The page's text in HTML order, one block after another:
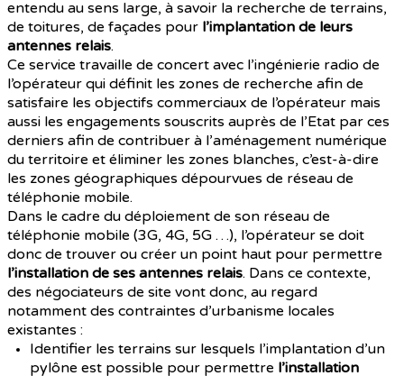
entendu au sens large, à savoir la recherche de terrains,
de toitures, de façades pour l’implantation de leurs
antennes relais.
Ce service travaille de concert avec l’ingénierie radio de
l’opérateur qui définit les zones de recherche afin de
satisfaire les objectifs commerciaux de l’opérateur mais
aussi les engagements souscrits auprès de l’Etat par ces
derniers afin de contribuer à l’aménagement numérique
du territoire et éliminer les zones blanches, c’est-à-dire
les zones géographiques dépourvues de réseau de
téléphonie mobile.
Dans le cadre du déploiement de son réseau de
téléphonie mobile (3G, 4G, 5G …), l’opérateur se doit
donc de trouver ou créer un point haut pour permettre
l’installation de ses antennes relais. Dans ce contexte,
des négociateurs de site vont donc, au regard
notamment des contraintes d’urbanisme locales
existantes :
Identifier les terrains sur lesquels l’implantation d’un
pylône est possible pour permettre l’installation